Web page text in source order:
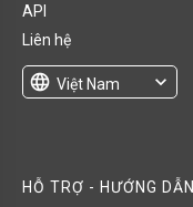
API
Liên hệ
language Việt Nam
expand_more
HỖ TRỢ - HƯỚNG DẪN